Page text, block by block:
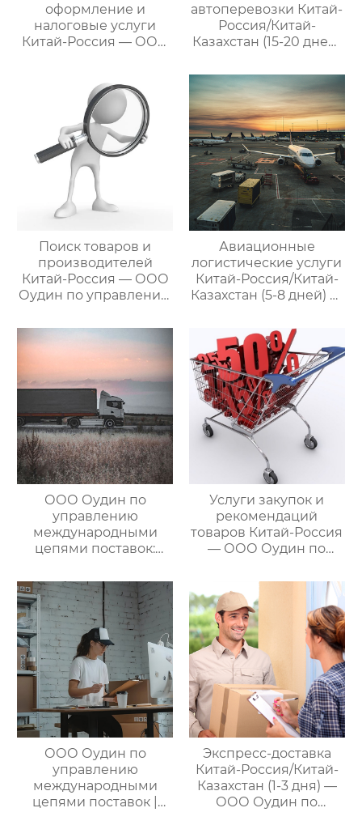
оформление и
налоговые услуги
Китай-Россия — ООО
цепями поставок
автоперевозки Китай-
Россия/Китай-
Казахстан (15-20 дней)
управлению
международными
цепями поставок
Поиск товаров и
производителей
Китай-Россия — ООО
Оудин по управлению
цепями поставок
Авиационные
логистические услуги
Китай-Россия/Китай-
Казахстан (5-8 дней) —
управлению
международными
цепями поставок
ООО Оудин по
управлению
международными
цепями поставок:
трансграничной
логистики Китай-
Россия/Китай-
Казахстан,
предлагающий
множество
эффективных
способов доставки
для удовлетворения
различных
потребностей
клиентов
Услуги закупок и
рекомендаций
товаров Китай-Россия
— ООО Оудин по
международными
цепями поставок
ООО Оудин по
управлению
международными
цепями поставок |
Экспресс-доставка
Китай-Россия/Китай-
Казахстан (1-3 дня) —
ООО Оудин по